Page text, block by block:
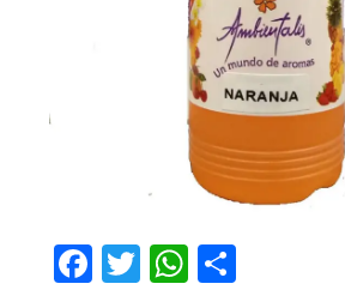
Facebook
Twitter